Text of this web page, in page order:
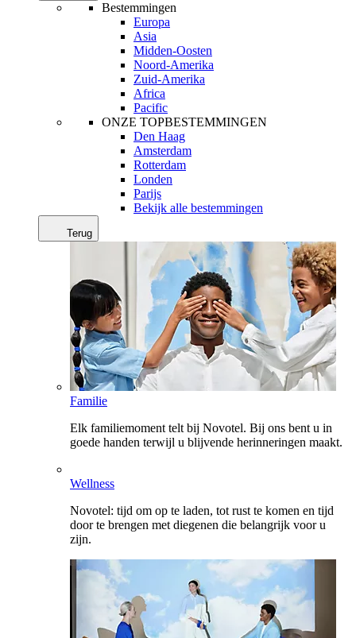
Bestemmingen
Europa
Asia
Midden-Oosten
Noord-Amerika
Zuid-Amerika
Africa
Pacific
ONZE TOPBESTEMMINGEN
Den Haag
Amsterdam
Rotterdam
Londen
Parijs
Bekijk alle bestemmingen
Terug
Familie
Elk familiemoment telt bij Novotel. Bij ons bent u in
goede handen terwijl u blijvende herinneringen maakt.
Wellness
Novotel: tijd om op te laden, tot rust te komen en tijd
door te brengen met diegenen die belangrijk voor u
zijn.